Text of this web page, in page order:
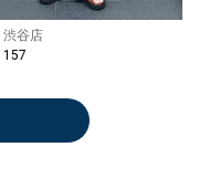
渋谷店
157